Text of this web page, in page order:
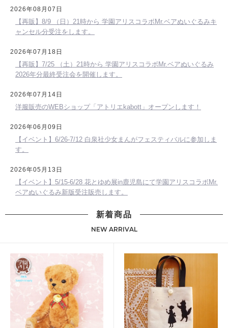
2026年08月07日
【再販】8/9 （日）21時から 学園アリスコラボMr.ベアぬいぐるみキ
ャンセル分受注をします。
2026年07月18日
【再販】7/25 （土）21時から 学園アリスコラボMr.ベアぬいぐるみ
2026年分最終受注会を開催します。
2026年07月14日
洋服販売のWEBショップ「アトリエkabott」オープンします！
2026年06月09日
【イベント】6/26-7/12 白泉社少女まんがフェスティバルに参加しま
す。
2026年05月13日
【イベント】5/15-6/28 花とゆめ展in鹿児島にて学園アリスコラボMr.
ベアぬいぐるみ新版受注販売します。
新着商品
NEW ARRIVAL